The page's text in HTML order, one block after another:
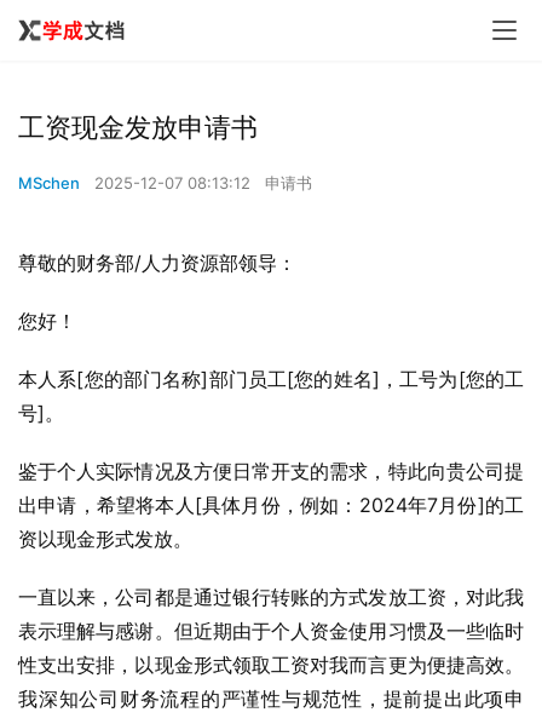
工资现金发放申请书
MSchen 2025-12-07 08:13:12 申请书
尊敬的财务部/人力资源部领导：
您好！
本人系[您的部门名称]部门员工[您的姓名]，工号为[您的工
号]。
鉴于个人实际情况及方便日常开支的需求，特此向贵公司提
出申请，希望将本人[具体月份，例如：2024年7月份]的工
资以现金形式发放。
一直以来，公司都是通过银行转账的方式发放工资，对此我
表示理解与感谢。但近期由于个人资金使用习惯及一些临时
性支出安排，以现金形式领取工资对我而言更为便捷高效。
我深知公司财务流程的严谨性与规范性，提前提出此项申